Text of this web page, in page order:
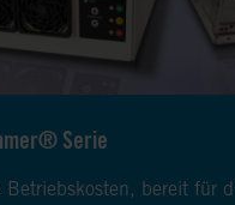
Serie
Betriebskosten, bereit für